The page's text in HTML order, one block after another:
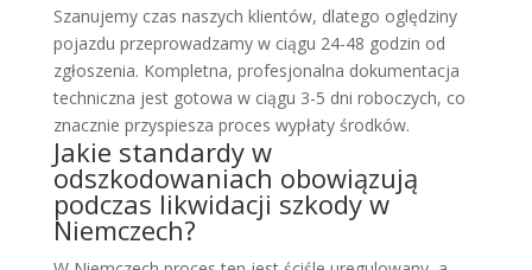
Szanujemy czas naszych klientów, dlatego oględziny
pojazdu przeprowadzamy w ciągu 24-48 godzin od
zgłoszenia. Kompletna, profesjonalna dokumentacja
techniczna jest gotowa w ciągu 3-5 dni roboczych, co
znacznie przyspiesza proces wypłaty środków.
Jakie standardy w
odszkodowaniach obowiązują
podczas likwidacji szkody w
Niemczech?